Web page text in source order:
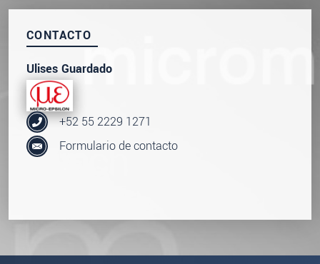
CONTACTO
Ulises Guardado
+52 55 2229 1271
Formulario de contacto